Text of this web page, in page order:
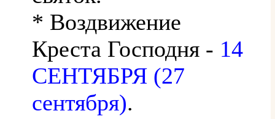
* Воздвижение
Креста Господня - 14
СЕНТЯБРЯ (27
сентября).